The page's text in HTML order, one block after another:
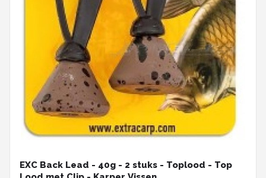
EXC Back Lead - 40g - 2 stuks - Toplood - Top